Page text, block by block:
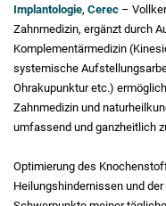
Implantologie, Cerec –
Zahnmedizin, ergänzt durch
Komplementärmedizin
systemische
Ohrakupunktur etc.)
Zahnmedizin und
umfassend und ganzheitlich
Optimierung des
Heilungshindernissen und